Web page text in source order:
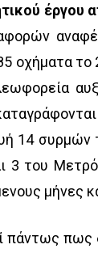
έργου
οχήματα
14 συρμών
3 του
μήνες
πάντως πως